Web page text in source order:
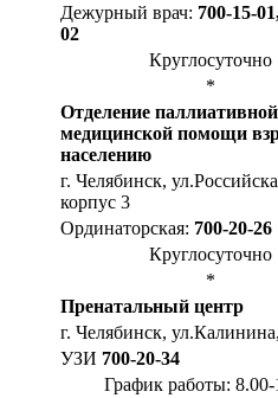
Дежурный врач: 700-15-
02
Круглосуточно
*
Отделение паллиативной
медицинской помощи
населению
г. Челябинск,
корпус 3
Ординаторская: 700-20-26
Круглосуточно
*
Пренатальный центр
г. Челябинск,
УЗИ 700-20-34
График работы: 8.00-